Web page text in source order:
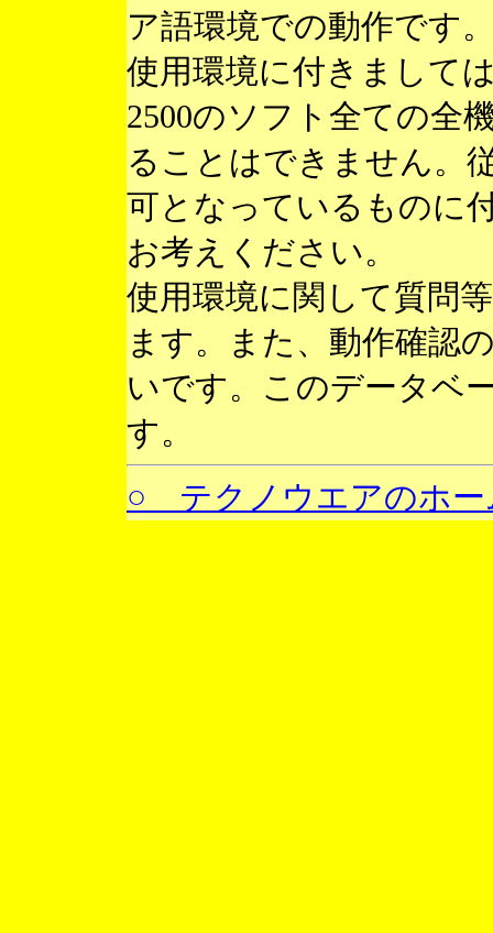
ア語環境での動作です
使用環境に付きまして
2500のソフト全ての全
ることはできません。
可となっているものに
お考えください。
使用環境に関して質問
ます。また、動作確認
いです。このデータベ
す。
○ テクノウエアのホー